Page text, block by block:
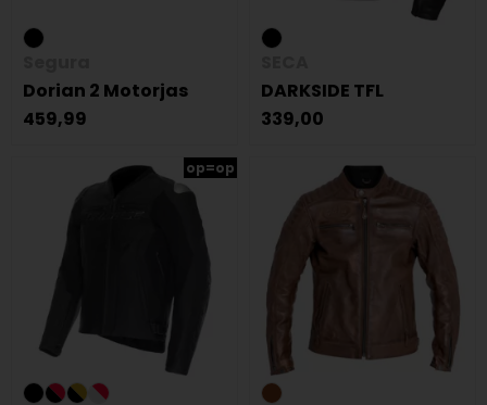
Dorian 2 Motorjas
459,99
DARKSIDE TFL
339,00
op=op